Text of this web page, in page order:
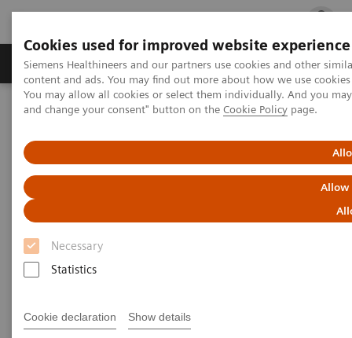
Cookies used for improved website experience
Siemens Healthineers and our partners use cookies and other
content and ads. You may find out more about how we use
You may allow all cookies or select them individually. And you
and change your consent" button on the Cookie Policy page.
Allow
Necessary
Statistics
Cookie declaration Show details
Ürün ve Hizmetler Öne Çıkanlar Sağlık
Siemens Healthineers Türkiye
Tıbbi Görüntüleme
SmartOrtho1full spine standing
SmartOrtho full spine standing
2020-10-15
SmartOrtho full spine standing